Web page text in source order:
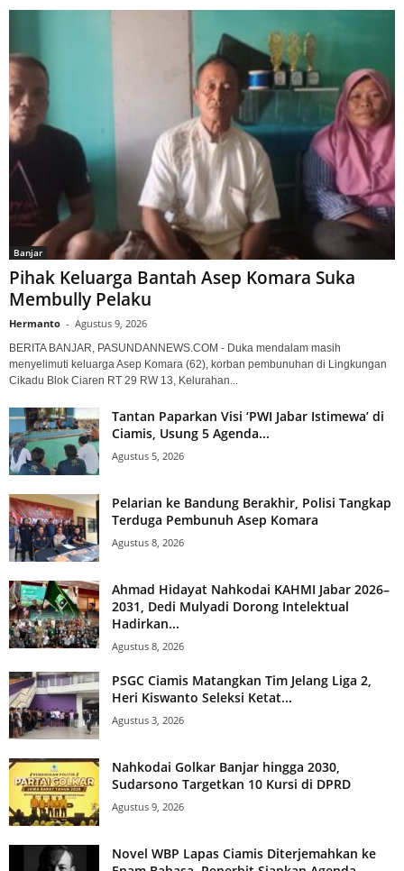
Banjar
Pihak Keluarga Bantah Asep Komara Suka
Membully Pelaku
Hermanto - Agustus 9, 2026
BERITA BANJAR, PASUNDANNEWS.COM - Duka mendalam masih
menyelimuti keluarga Asep Komara (62), korban pembunuhan di Lingkungan
Cikadu Blok Ciaren RT 29 RW 13, Kelurahan...
Tantan Paparkan Visi ‘PWI Jabar Istimewa’ di
Ciamis, Usung 5 Agenda...
Agustus 5, 2026
Pelarian ke Bandung Berakhir, Polisi Tangkap
Terduga Pembunuh Asep Komara
Agustus 8, 2026
Ahmad Hidayat Nahkodai KAHMI Jabar 2026–
2031, Dedi Mulyadi Dorong Intelektual
Hadirkan...
Agustus 8, 2026
PSGC Ciamis Matangkan Tim Jelang Liga 2,
Heri Kiswanto Seleksi Ketat...
Agustus 3, 2026
Nahkodai Golkar Banjar hingga 2030,
Sudarsono Targetkan 10 Kursi di DPRD
Agustus 9, 2026
Novel WBP Lapas Ciamis Diterjemahkan ke